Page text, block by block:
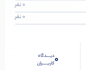
0 نفر
0 نفر
0دیــــدگاه
کاربـــــران